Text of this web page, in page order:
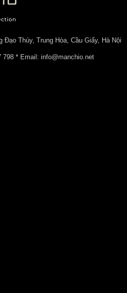
Đạo Thúy, Trung Hòa, Cầu Giấy, Hà Nội
798 * Email: info@manchio.net